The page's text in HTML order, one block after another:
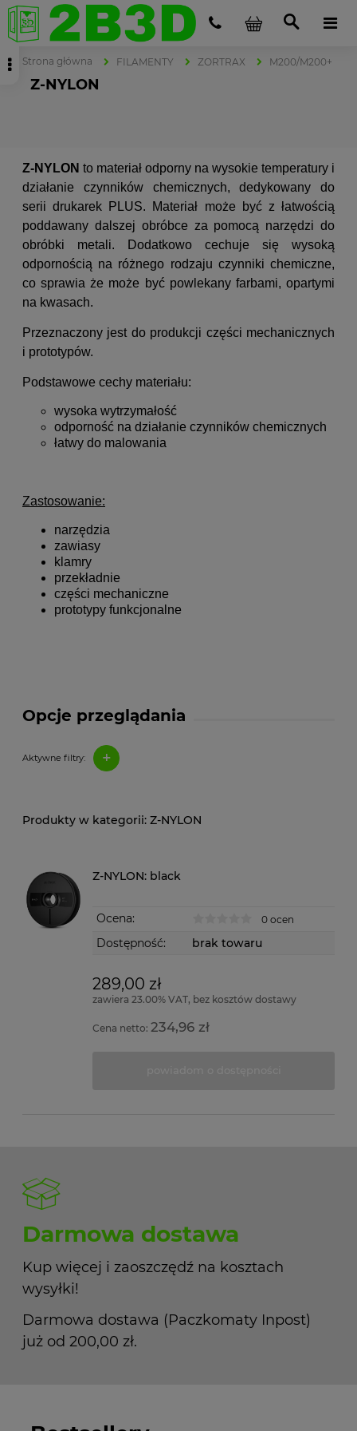
Strona główna FILAMENTY ZORTRAX M200/M200+
Z-NYLON
Opcje przeglądania
Aktywne filtry: +
Z-NYLON to materiał odporny na wysokie temperatury i
działanie czynników chemicznych, dedykowany do
serii drukarek PLUS. Materiał może być z łatwością
poddawany dalszej obróbce za pomocą narzędzi do
obróbki metali. Dodatkowo cechuje się wysoką
odpornością na różnego rodzaju czynniki chemiczne,
co sprawia że może być powlekany farbami, opartymi
na kwasach.
Przeznaczony jest do produkcji części mechanicznych
i prototypów.
Podstawowe cechy materiału:
wysoka wytrzymałość
odporność na działanie czynników chemicznych
łatwy do malowania
Zastosowanie:
narzędzia
zawiasy
klamry
przekładnie
części mechaniczne
prototypy funkcjonalne
Z-NYLON
Z-NYLON: black
Ocena: 0 ocen
Dostępność: brak towaru
289,00 zł
zawiera 23.00% VAT, bez kosztów dostawy
Cena netto:234,96 zł
Darmowa dostawa
Kup więcej i zaoszczędź na kosztach
wysyłki!
Darmowa dostawa (Paczkomaty Inpost)
już od 200,00 zł.